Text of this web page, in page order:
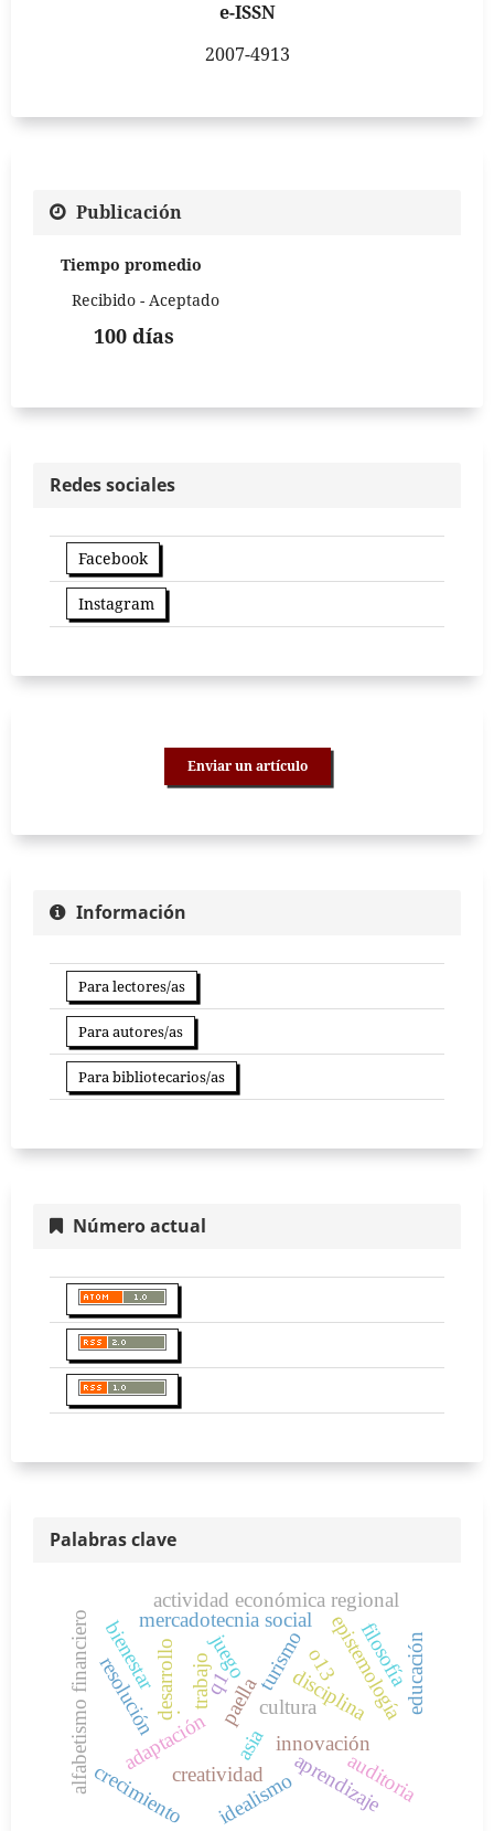
e-ISSN
2007-4913
Publicación
Tiempo promedio
Recibido - Aceptado
100 días
Redes sociales
Facebook
Instagram
Enviar un artículo
Información
Para lectores/as
Para autores/as
Para bibliotecarios/as
Número actual
Palabras clave
adaptación
. paella
creatividad
innovación
resolución turismo
disciplina
epistemología
mercadotecnia social
educación
aprendizaje
juego
q1
actividad económica regional
crecimiento
desarrollo o13
auditoria
asia
alfabetismo financiero cultura
bienestar trabajo filosofía
idealismo